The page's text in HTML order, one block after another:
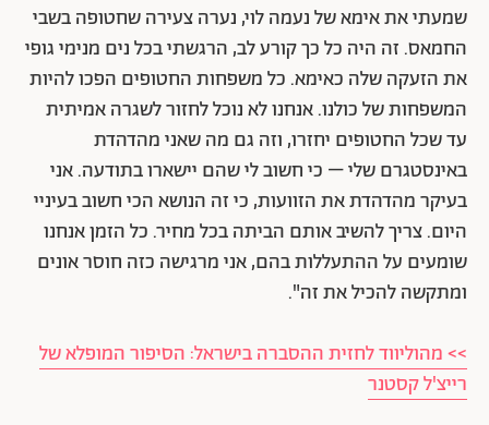
שמעתי את אימא של נעמה לוי, נערה צעירה שחטופה בשבי
החמאס. זה היה כל כך קורע לב, הרגשתי בכל נים מנימי גופי
את הזעקה שלה כאימא. כל משפחות החטופים הפכו להיות
המשפחות של כולנו. אנחנו לא נוכל לחזור לשגרה אמיתית
עד שכל החטופים יחזרו, וזה גם מה שאני מהדהדת
באינסטגרם שלי – כי חשוב לי שהם יישארו בתודעה. אני
בעיקר מהדהדת את הזוועות, כי זה הנושא הכי חשוב בעיניי
היום. צריך להשיב אותם הביתה בכל מחיר. כל הזמן אנחנו
שומעים על ההתעללות בהם, אני מרגישה כזה חוסר אונים
ומתקשה להכיל את זה".
>> מהוליווד לחזית ההסברה בישראל: הסיפור המופלא של
רייצ'ל קסטנר